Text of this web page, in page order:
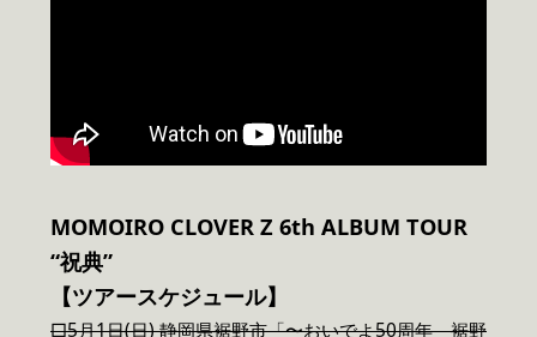
MOMOIRO CLOVER Z 6th ALBUM TOUR
“祝典”
【ツアースケジュール】
□5月1日(日) 静岡県裾野市「〜おいでよ50周年 裾野